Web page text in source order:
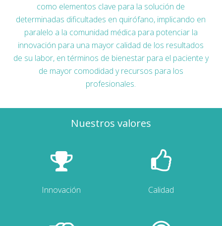
como elementos clave para la solución de
determinadas dificultades en quirófano, implicando en
paralelo a la comunidad médica para potenciar la
innovación para una mayor calidad de los resultados
de su labor, en términos de bienestar para el paciente y
de mayor comodidad y recursos para los
profesionales.
Nuestros valores
Innovación Calidad